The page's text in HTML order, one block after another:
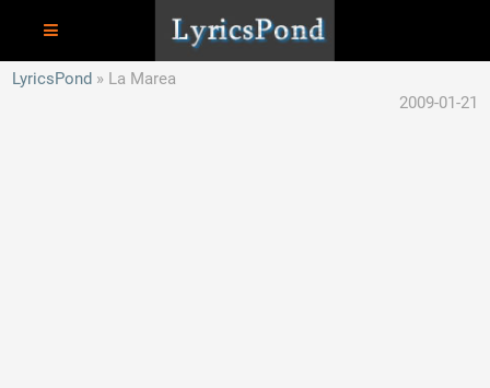
LyricsPond
La Marea
2009-01-21